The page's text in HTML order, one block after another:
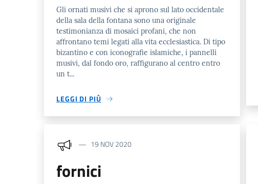
Gli ornati musivi che si aprono sul lato occidentale
della sala della fontana sono una originale
testimonianza di mosaici profani, che non
affrontano temi legati alla vita ecclesiastica. Di tipo
bizantino e con iconografie islamiche, i pannelli
musivi, dal fondo oro, raffigurano al centro entro
un t...
LEGGI DI PIÙ
19 NOV 2020
fornici